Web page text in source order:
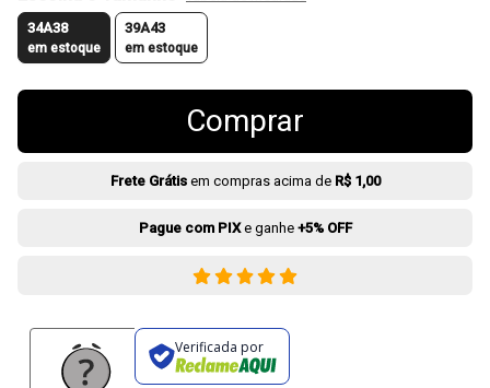
34A38
em estoque
39A43
em estoque
Comprar
Frete Grátisem compras acima de R$ 1,00
Pague com PIXe ganhe +5% OFF
Verificada por